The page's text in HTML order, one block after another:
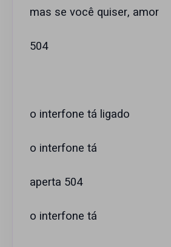
mas se você quiser, amor
504
o interfone tá ligado
o interfone tá
aperta 504
o interfone tá